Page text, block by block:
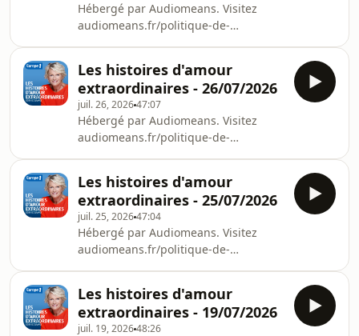
Hébergé par Audiomeans. Visitez
audiomeans.fr/politique-de-
Les histoires d'amour
extraordinaires - 26/07/2026
juil. 26, 202647:07
Hébergé par Audiomeans. Visitez
audiomeans.fr/politique-de-
Les histoires d'amour
extraordinaires - 25/07/2026
juil. 25, 202647:04
Hébergé par Audiomeans. Visitez
audiomeans.fr/politique-de-
Les histoires d'amour
extraordinaires - 19/07/2026
juil. 19, 202648:26